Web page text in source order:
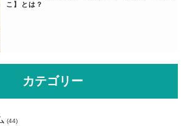
こ】とは？
カテゴリー
(44)